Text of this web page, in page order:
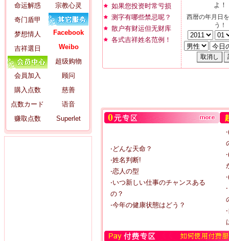
命运解惑
奇门盾甲
梦想情人
吉祥選日
会員加入
購入点数
点数カード
赚取点数
宗教心灵
Facebook
Weibo
超级购物
顾问
慈善
语音
Superlet
如果您投资时常亏损
测字有哪些禁忌呢？
散户有财运但无财库
各式吉祥姓名范例！
よ！
西暦の年月日
う！
‧どんな天命？
‧姓名判断!
‧恋人の型
‧いつ新しい仕事のチャンスある
の？
‧今年の健康状態はどう？